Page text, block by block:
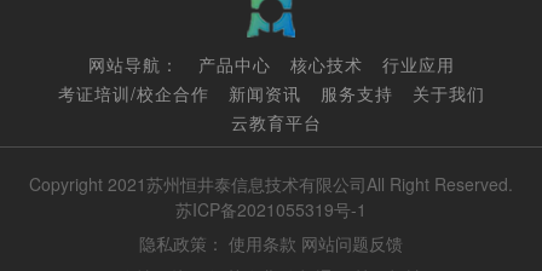
网站导航： 产品中心 核心技术
行业应用
考证培训/校企合作
新闻资讯 服务支持
关于我们
云教育平台
Copyright 2021苏州恒井泰信息技术有限公司All Right Reserved.
苏ICP备2021055319号-1
隐私政策： 使用条款 网站问题反馈